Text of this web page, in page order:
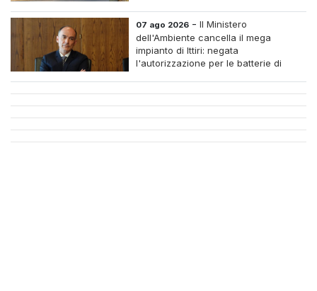
07 ago 2026 -Il Ministero
dell'Ambiente cancella il mega
impianto di Ittiri: negata
l'autorizzazione per le batterie di